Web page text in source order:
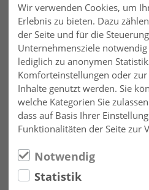
So arbeiten wir
Ihre kompetenten
kostengünstigste Lösung für Sie.
MEHR ERFAHREN
Wir verwenden Cookies, um
Erlebnis zu bieten. Dazu
der Seite und für die
Unternehmensziele
lediglich zu anonymen
Komforteinstellungen oder
Inhalte genutzt werden. Sie
welche Kategorien Sie
dass auf Basis Ihrer
Funktionalitäten der Seite zur
Notwendig
Statistik